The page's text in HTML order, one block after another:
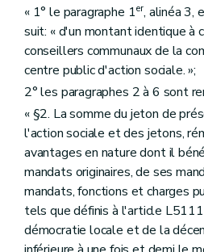
« 1° le paragraphe 1er, alinéa 3,
suit: « d'un montant identique à
conseillers communaux de la
centre public d'action sociale. »;
2° les paragraphes 2 à 6 sont
« §2. La somme du jeton de
l'action sociale et des jetons,
avantages en nature dont il
mandats originaires, de ses
mandats, fonctions et charges
tels que définis à l'article
démocratie locale et de la